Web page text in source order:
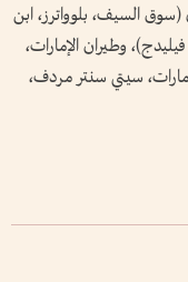
(سوق السيف، بلوواترز، ابن
وطيران الإمارات،
سيتي سنتر مردف،